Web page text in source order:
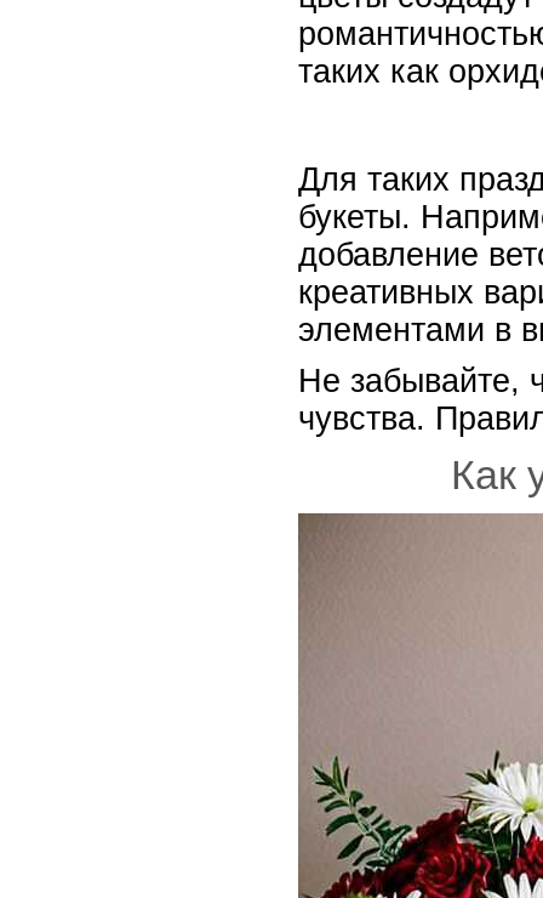
таких как
Для таких
букеты.
добавление
креативных
элементами в
Не забывайте,
чувства.
Как